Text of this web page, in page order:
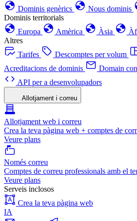
Dominis genèrics
Nous dominis
Dominis territorials
Europa
Amèrica Àsia
Altres
Tarifes
Descomptes per volum
Acreditacions de dominis
Domain
API per a desenvolupadors
Allotjament i correu
Allotjament web i correu
Crea la teva pàgina web + comptes de
Veure plans
Només correu
Comptes de correu professionals amb el
Veure plans
Serveis inclosos
Crea la teva pàgina web
IA